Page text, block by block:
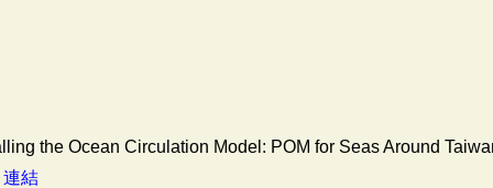
the Ocean Circulation Model: POM for Seas Around
連結